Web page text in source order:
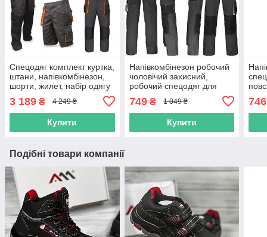
Спецодяг комплект куртка,
штани, напівкомбінезон,
шорти, жилет, набір одягу
роба
3 189 ₴ 4 249 ₴
Купити
Напівкомбінезон робочий
чоловічий захисний,
робочий спецодяг для
працівника, чоловіча роба
спецівка, польша reis
749₴ 1 049 ₴
Купити
746
Подібні товари компанії